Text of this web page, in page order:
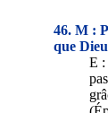
46. M :
que
E :